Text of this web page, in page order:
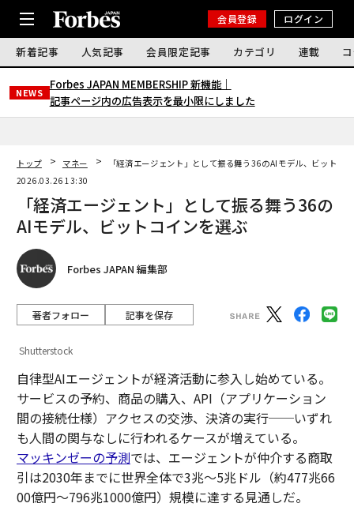
会員登録 ログイン
新着記事 人気記事 会員限定記事 カテゴリ 連載
NEWS
Forbes JAPAN MEMBERSHIP 新機能｜
記事ページ内の広告表示を最小限にしました
トップ マネー
「経済エージェント」として振る舞う36のAIモデル、ビットコ
2026.03.26 13:30
「経済エージェント」として振る舞う36の
AIモデル、ビットコインを選ぶ
Forbes JAPAN 編集部
著者フォロー 記事を保存
Shutterstock
自律型AIエージェントが経済活動に参入し始めている。
サービスの予約、商品の購入、API（アプリケーション
間の接続仕様）アクセスの交渉、決済の実行──いずれ
も人間の関与なしに行われるケースが増えている。
マッキンゼーの予測では、エージェントが仲介する商取
引は2030年までに世界全体で3兆～5兆ドル（約477兆66
00億円〜796兆1000億円）規模に達する見通しだ。